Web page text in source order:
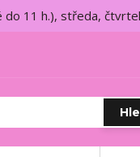
do 11 h.), středa,